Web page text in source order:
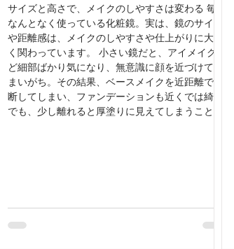
サイズと高さで、メイクのしやすさは変わる 毎日
なんとなく使っている化粧鏡。実は、鏡のサイズ
や距離感は、メイクのしやすさや仕上がりに大き
く関わっています。 小さい鏡だと、アイメイクな
ど細部ばかり気になり、無意識に顔を近づけてし
まいがち。その結果、ベースメイクを近距離で判
断してしまい、ファンデーションも近くでは綺麗
でも、少し離れると厚塗りに見えてしまうことが
のつながり チークやリップのバランス まで、自然